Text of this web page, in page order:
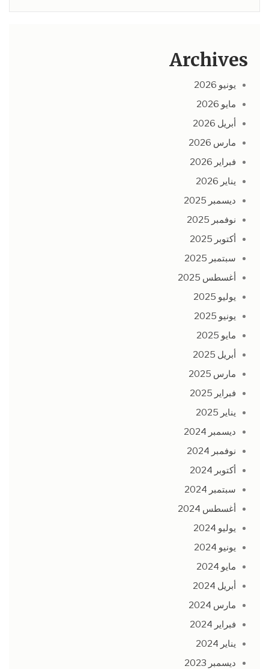
Archives
يونيو 2026
مايو 2026
أبريل 2026
مارس 2026
فبراير 2026
يناير 2026
ديسمبر 2025
نوفمبر 2025
أكتوبر 2025
سبتمبر 2025
أغسطس 2025
يوليو 2025
يونيو 2025
مايو 2025
أبريل 2025
مارس 2025
فبراير 2025
يناير 2025
ديسمبر 2024
نوفمبر 2024
أكتوبر 2024
سبتمبر 2024
أغسطس 2024
يوليو 2024
يونيو 2024
مايو 2024
أبريل 2024
مارس 2024
فبراير 2024
يناير 2024
ديسمبر 2023